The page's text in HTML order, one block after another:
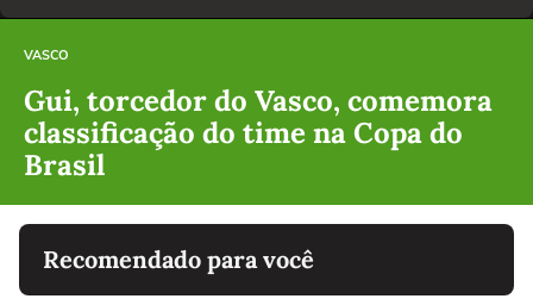
VASCO
Gui, torcedor do Vasco, comemora
classificação do time na Copa do
Brasil
Recomendado para você